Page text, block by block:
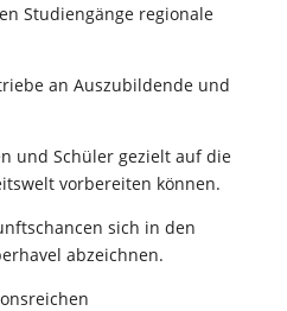
Studiengänge regionale
an Auszubildende und
und Schüler gezielt auf die
vorbereiten können.
sich in den
abzeichnen.